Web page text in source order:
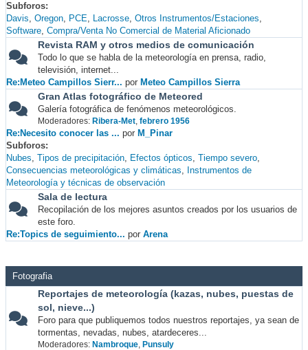
Subforos
Davis Oregon PCE Lacrosse Otros Instrumentos/Estaciones
Software Compra/Venta No Comercial de Material Aficionado
Revista RAM y otros medios de comunicación
Todo lo que se habla de la meteorología en prensa, radio,
televisión, internet...
Re:Meteo Campillos Sierr... por Meteo Campillos Sierra
Gran Atlas fotográfico de Meteored
Galería fotográfica de fenómenos meteorológicos.
Moderadores: Ribera-Met, febrero 1956
Re:Necesito conocer las ... por M_Pinar
Subforos
Nubes Tipos de precipitación Efectos ópticos Tiempo severo
Consecuencias meteorológicas y climáticas
Instrumentos de
Meteorología y técnicas de observación
Sala de lectura
Recopilación de los mejores asuntos creados por los usuarios de
este foro.
Re:Topics de seguimiento... por Arena
Fotografia
Reportajes de meteorología (kazas, nubes, puestas de
sol, nieve...)
Foro para que publiquemos todos nuestros reportajes, ya sean de
tormentas, nevadas, nubes, atardeceres...
Moderadores: Nambroque, Punsuly